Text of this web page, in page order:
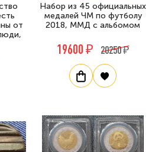
от
Набор из 45 официальных
медалей ЧМ по футболу
2018, ММД с альбомом
19600 ₽ 20250 ₽